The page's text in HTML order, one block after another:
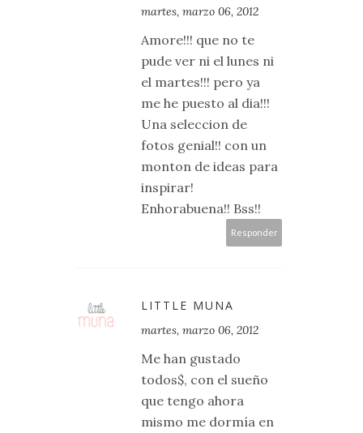
martes, marzo 06, 2012
Amore!!! que no te
pude ver ni el lunes ni
el martes!!! pero ya
me he puesto al dia!!!
Una seleccion de
fotos genial!! con un
monton de ideas para
inspirar!
Enhorabuena!! Bss!!
Responder
LITTLE MUNA
martes, marzo 06, 2012
Me han gustado
todos$, con el sueño
que tengo ahora
mismo me dormía en